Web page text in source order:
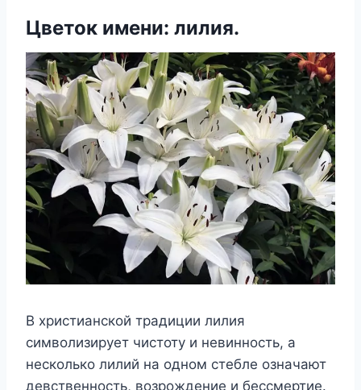
Цветок имени: лилия.
В христианской традиции лилия
символизирует чистоту и невинность, а
несколько лилий на одном стебле означают
девственность, возрождение и бессмертие.